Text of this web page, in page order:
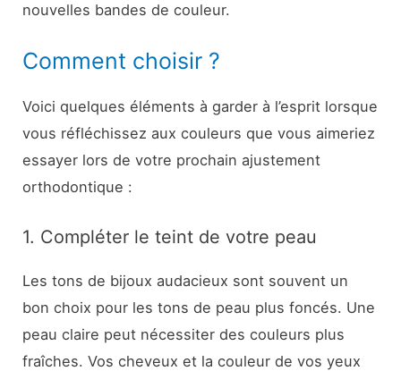
nouvelles bandes de couleur.
Comment choisir ?
Voici quelques éléments à garder à l’esprit lorsque
vous réfléchissez aux couleurs que vous aimeriez
essayer lors de votre prochain ajustement
orthodontique :
1. Compléter le teint de votre peau
Les tons de bijoux audacieux sont souvent un
bon choix pour les tons de peau plus foncés. Une
peau claire peut nécessiter des couleurs plus
fraîches. Vos cheveux et la couleur de vos yeux